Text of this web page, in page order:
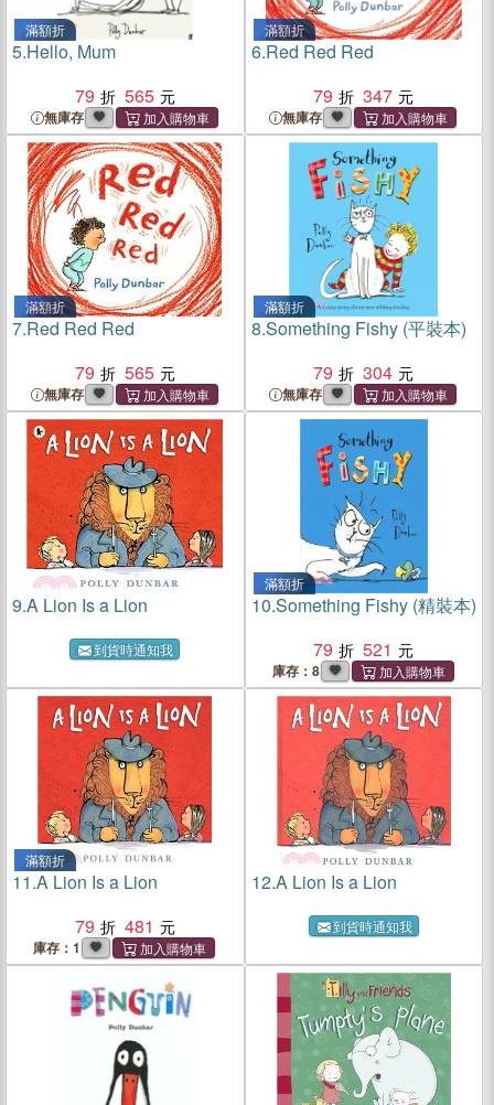
滿額折
5.Hello, Mum
79
565
無庫存
滿額折
6.Red Red Red
79
347
無庫存
滿額折
7.Red Red Red
79
565
無庫存
滿額折
8.Something Fishy (平裝本)
79
304
無庫存
9.A Lion Is a Lion
到貨時通知我
滿額折
10.Something Fishy (精裝本)
79
521
庫存：8
滿額折
11.A Lion Is a Lion
79
481
庫存：1
12.A Lion Is a Lion
到貨時通知我